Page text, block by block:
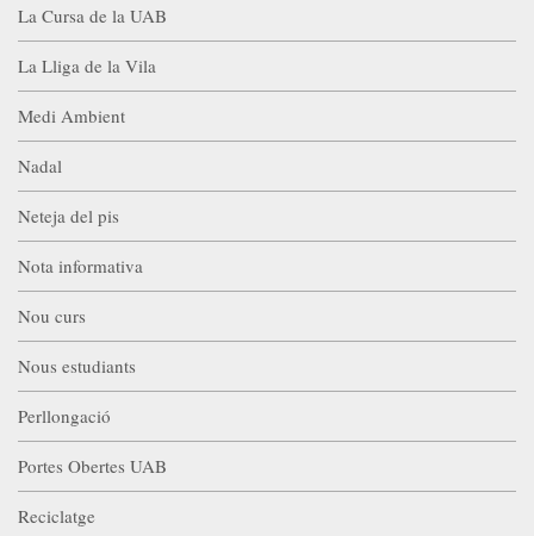
La Cursa de la UAB
La Lliga de la Vila
Medi Ambient
Nadal
Neteja del pis
Nota informativa
Nou curs
Nous estudiants
Perllongació
Portes Obertes UAB
Reciclatge